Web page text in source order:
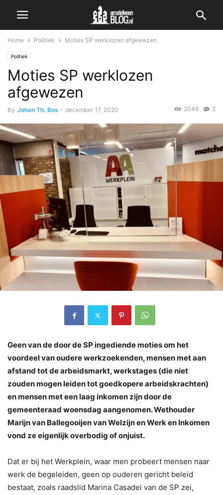
Home Politiek Moties SP werklozen afgewezen
Politiek
Moties SP werklozen
afgewezen
By Johan Th. Bos - december 17, 2020 2
2049
Geen van de door de SP ingediende moties om het
voordeel van oudere werkzoekenden, mensen met aan
afstand tot de arbeidsmarkt, werkstages (die niet
zouden mogen leiden tot goedkopere arbeidskrachten)
en mensen met een laag inkomen zijn door de
gemeenteraad woensdag aangenomen. Wethouder
Marijn van Ballegooijen van Welzijn en Werk en Inkomen
vond ze eigenlijk overbodig of onjuist.
Dat er bij het Werkplein, waar men probeert mensen naar
werk de begeleiden, geen op ouderen gericht beleid
bestaat, zoals raadslid Marina Casadei van de SP zei,